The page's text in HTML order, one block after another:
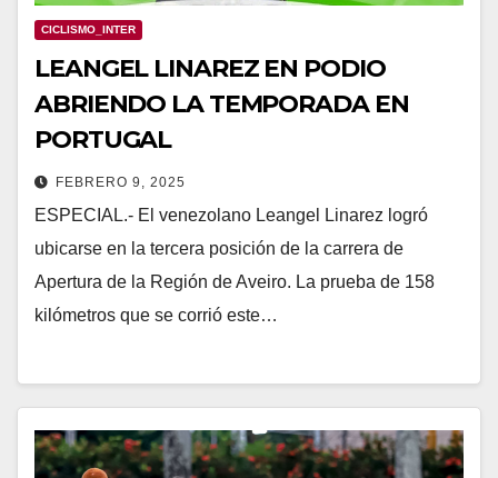
CICLISMO_INTER
LEANGEL LINAREZ EN PODIO
ABRIENDO LA TEMPORADA EN
PORTUGAL
FEBRERO 9, 2025
ESPECIAL.- El venezolano Leangel Linarez logró
ubicarse en la tercera posición de la carrera de
Apertura de la Región de Aveiro. La prueba de 158
kilómetros que se corrió este…